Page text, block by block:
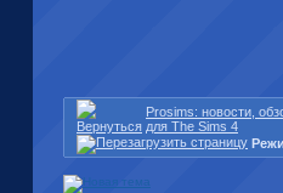
Prosims: новости,
для The Sims 4